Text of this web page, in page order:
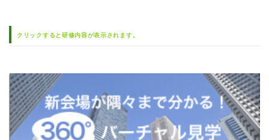
クリックすると研修内容が表示されます。